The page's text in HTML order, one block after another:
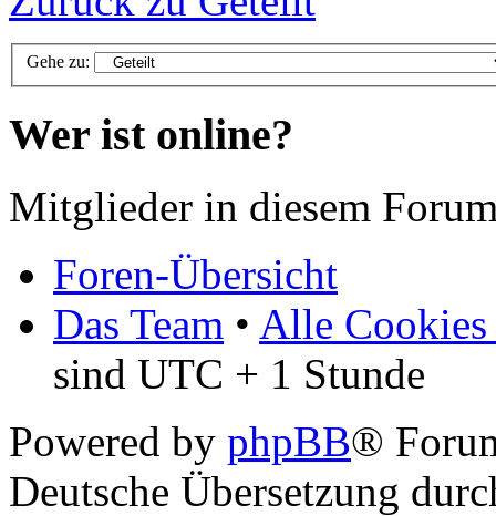
Gehe zu:
Wer ist online?
Mitglieder in diesem
Foren-Übersicht
Das Team • Alle Cookies
sind UTC + 1 Stunde
Powered by phpBB®
Deutsche Übersetzung